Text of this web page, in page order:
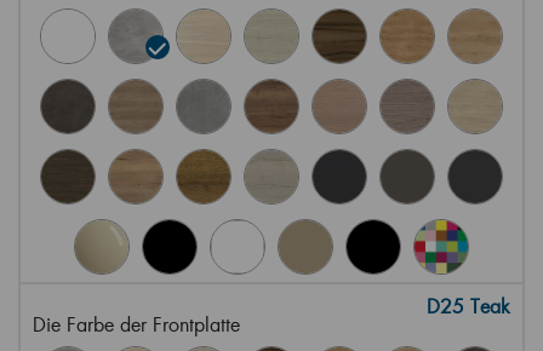
Die Farbe der Frontplatte
D25 Teak